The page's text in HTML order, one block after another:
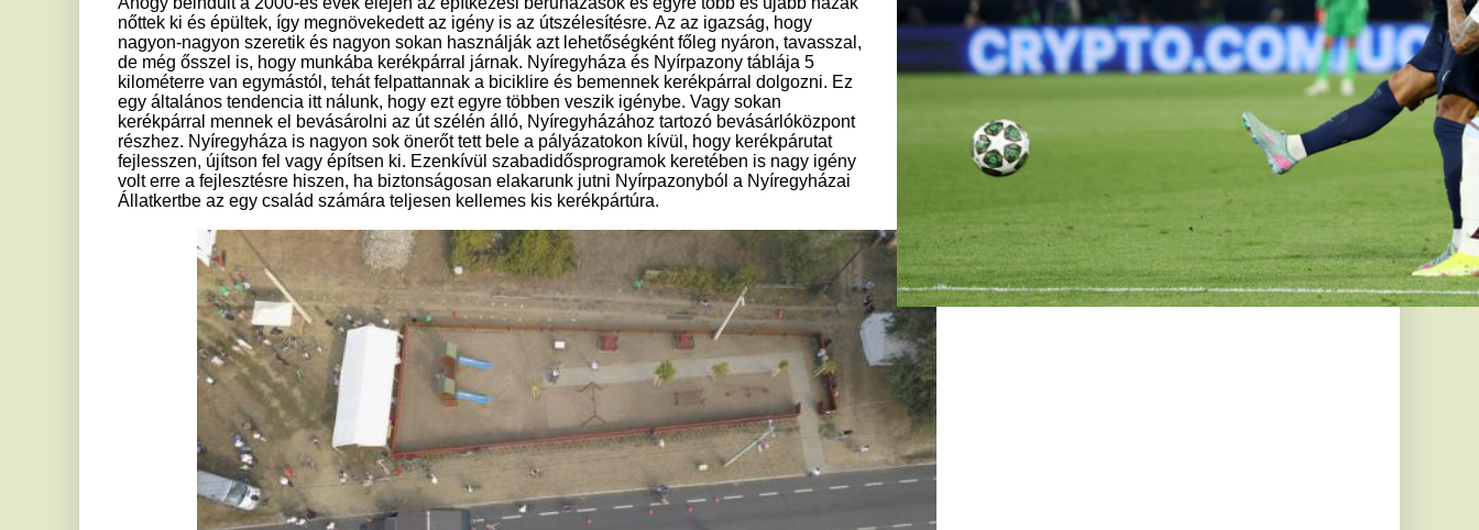
Közutak, utcák tekintetében a nagyközség tervez valamilyen uniós pályázatban részt venni vagy
ezek nem igényelnek további felújítást, fejlesztést?
Két dolog mindenképp jellemző, az egyik az, hogy viszonylag keskeny utcáink vannak, a másik
pedig, hogy az úthálózatunk szinte kivétel nélkül azt mondom, hogy felújításra szorul. Felújítás
alatt két dolgot értek: vagy a meglévő aszfaltútnak a felújítását vagy pedig az útszélesítést, amire
van még mód és lehetőségünk. Ez megint a megnövekedett gépjármű forgalomnak köszönhető
tekintettel arra, hogy a lakosság folyamatosan növekszik a településen, folyamatosan vannak
beköltöző családok, akik általában mobilak és Nyíregyházára járnak dolgozni elsősorban. Az
elkövetkezendő években így prioritás lesz az utaknak a felújítása, illetve a szélesítése.
Folyamatosan figyeljük a pályázatokat és ha vannak és van lehetőségünk rá, akkor szinte biztos,
hogy megfogjuk pályázni.